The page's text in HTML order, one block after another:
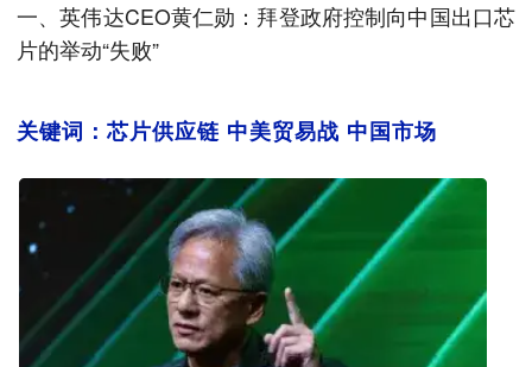
一、英伟达CEO黄仁勋：拜登政府控制向中国出口芯
片的举动“失败”
关键词：芯片供应链 中美贸易战 中国市场